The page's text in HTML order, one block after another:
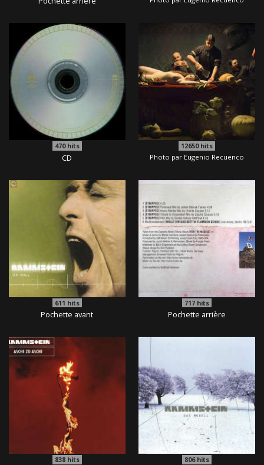
470hits
CD
12650hits
Photo par Eugenio Recuenco
611 hits
Pochette avant
717 hits
Pochette arrière
838hits 806hits